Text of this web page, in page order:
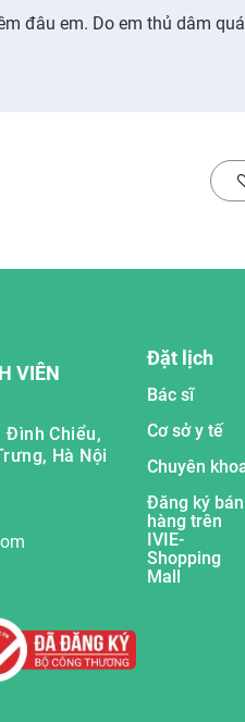
đâu em. Do em thủ dâm
VIÊN
Đình Chiểu,
Hà Nội
Đặt lịch
Bác sĩ
Cơ sở y tế
Chuyên
Đăng ký bán
hàng trên
IVIE-
Shopping
Mall